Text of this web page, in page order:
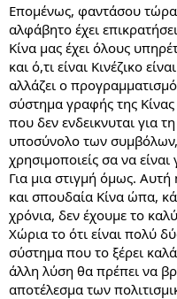
Επομένως, φαντάσου
αλφάβητο έχει
Κίνα μας έχει όλους
και ό,τι είναι Κινέζικο
αλλάζει ο
σύστημα γραφής της
που δεν ενδεικνυται για
υποσύνολο των συμβόλων,
χρησιμοποιείς σα να
Για μια στιγμή όμως. Αυτή
και σπουδαία Κίνα ώπα,
χρόνια, δεν έχουμε το
Χώρια το ότι είναι πολύ
σύστημα που το ξέρει
άλλη λύση θα πρέπει να
αποτέλεσμα των